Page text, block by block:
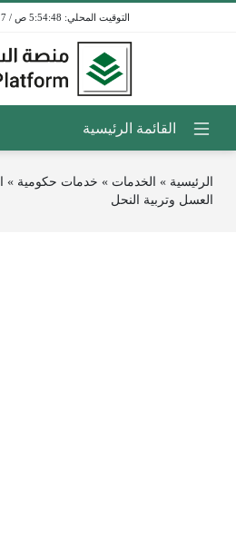
5:54:48 ص / 7 أغسطس 2026
الرئيسية » الخدمات » خدمات حكومية »
العسل وتربية النحل